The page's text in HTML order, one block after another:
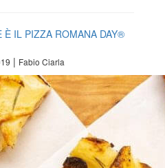
È IL PIZZA ROMANA DAY®
| Fabio Ciarla